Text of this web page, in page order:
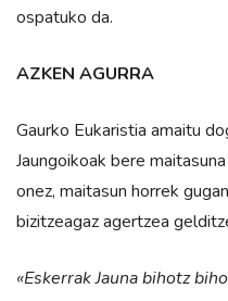
ospatuko da.
AZKEN AGURRA
Gaurko Eukaristia amaitu
Jaungoikoak bere
onez, maitasun horrek
bizitzeagaz agertzea
«Eskerrak Jauna bihotz